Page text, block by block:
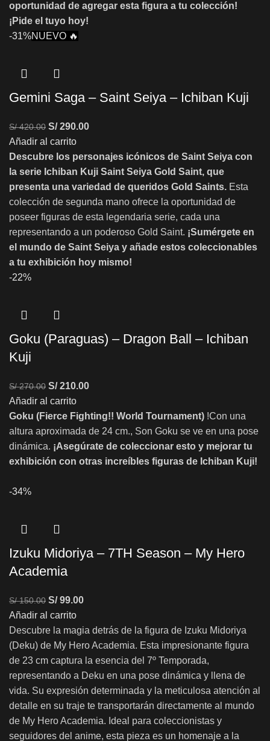
oportunidad de agregar esta figura a tu colección!
¡Pide el tuyo hoy!
-31%NUEVO 🔥
Gemini Saga – Saint Seiya – Ichiban Kuji
S/420.00 S/290.00
Añadir al carrito
Descubre los personajes icónicos de Saint Seiya con
la serie Ichiban Kuji Saint Seiya Gold Saint, que
presenta una variedad de queridos Gold Saints. Esta
colección de segunda mano ofrece la oportunidad de
poseer figuras de esta legendaria serie, cada una
representando a un poderoso Gold Saint. ¡Sumérgete en
el mundo de Saint Seiya y añade estos coleccionables
a tu exhibición hoy mismo!
-22%
Goku (Paraguas) – Dragon Ball – Ichiban
Kuji
S/270.00 S/210.00
Añadir al carrito
Goku (Fierce Fighting!! World Tournament) !Con una
altura aproximada de 24 cm., Son Goku se ve en una pose
dinámica. ¡Asegúrate de coleccionar esto y mejorar tu
exhibición con otras increíbles figuras de Ichiban Kuji!
-34%
Izuku Midoriya – 7TH Season – My Hero
Academia
S/150.00 S/99.00
Añadir al carrito
Descubre la magia detrás de la figura de Izuku Midoriya
(Deku) de My Hero Academia. Esta impresionante figura
de 23 cm captura la esencia del 7º Temporada,
representando a Deku en una pose dinámica y llena de
vida. Su expresión determinada y la meticulosa atención al
detalle en su traje te transportarán directamente al mundo
de My Hero Academia. Ideal para coleccionistas y
seguidores del anime, esta pieza es un homenaje a la